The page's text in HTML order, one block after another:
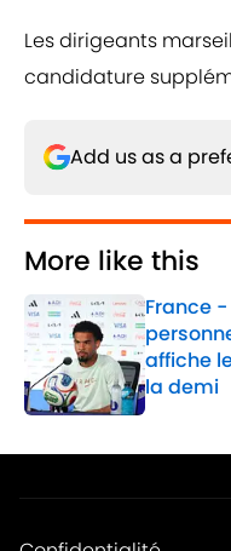
Les dirigeants
candidature
Add us as a
More like this
France
affiche
la demi
Published